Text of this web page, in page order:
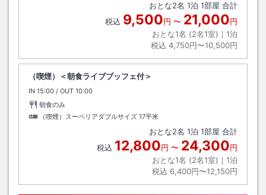
おとな2名 1泊 1部屋 合計
税込 9,500円 〜 21,000円
おとな1名 (2名1室)｜ 1泊
税込 4,750円〜10,500円
（喫煙）＜朝食ライブブッフェ付＞
IN チェックイン
15:00 / OUT チェックアウト
10:00
朝食のみ
（喫煙）スーペリアダブルサイズ 17平米
おとな2名 1泊 1部屋 合計
税込 12,800円 〜 24,300円
おとな1名 (2名1室)｜ 1泊
税込 6,400円〜12,150円